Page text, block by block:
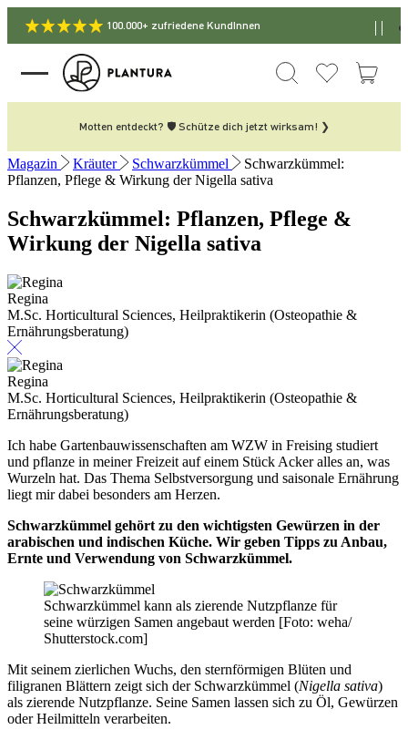
100.000+ zufriedene KundInnen
Motten entdeckt? 🛡️ Schütze dich jetzt wirksam! ❯
Magazin Kräuter Schwarzkümmel
Schwarzkümmel:
Pflanzen, Pflege & Wirkung der Nigella sativa
Schwarzkümmel: Pflanzen, Pflege &
Wirkung der Nigella sativa
Regina
M.Sc. Horticultural Sciences, Heilpraktikerin (Osteopathie &
Ernährungsberatung)
Regina
M.Sc. Horticultural Sciences, Heilpraktikerin (Osteopathie &
Ernährungsberatung)
Ich habe Gartenbauwissenschaften am WZW in Freising studiert
und pflanze in meiner Freizeit auf einem Stück Acker alles an, was
Wurzeln hat. Das Thema Selbstversorgung und saisonale Ernährung
liegt mir dabei besonders am Herzen.
Schwarzkümmel gehört zu den wichtigsten Gewürzen in der
arabischen und indischen Küche. Wir geben Tipps zu Anbau,
Ernte und Verwendung von Schwarzkümmel.
Schwarzkümmel kann als zierende Nutzpflanze für
seine würzigen Samen angebaut werden [Foto: weha/
Shutterstock.com]
Mit seinem zierlichen Wuchs, den sternförmigen Blüten und
filigranen Blättern zeigt sich der Schwarzkümmel (Nigella sativa)
als zierende Nutzpflanze. Seine Samen lassen sich zu Öl, Gewürzen
oder Heilmitteln verarbeiten.